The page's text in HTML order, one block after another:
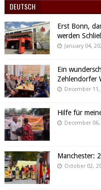
DEUTSCH
Erst Bonn,
werden
January 04,
Ein
Zehlendorfer
December 11,
Hilfe für
December 06,
Manchester:
October 02,